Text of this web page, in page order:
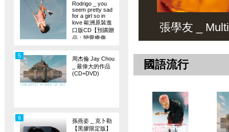
Rodrigo _ you
seem pretty sad
for a girl so in
love 歐洲原裝進
口版CD【預購贈
品：戀愛療傷
周杰倫 Jay Chou
_ 最偉大的作品
(CD+DVD)
5
孫燕姿 _ 克卜勒
【黑膠限定版】
6
張學友 _
國語流行